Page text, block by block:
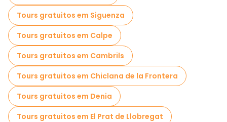
Passeios de bicicleta em Granada
Passeios gastronômicos em Granada
Passeios gratuitos perto Alhambra
Passeios gratuitos perto Catedral de Granada
Passeios gratuitos perto Plaza Nueva de Granada
Tours gratuitos em Siguenza
Tours gratuitos em Calpe
Tours gratuitos em Cambrils
Tours gratuitos em Chiclana de la Frontera
Tours gratuitos em Denia
Tours gratuitos em El Prat de Llobregat